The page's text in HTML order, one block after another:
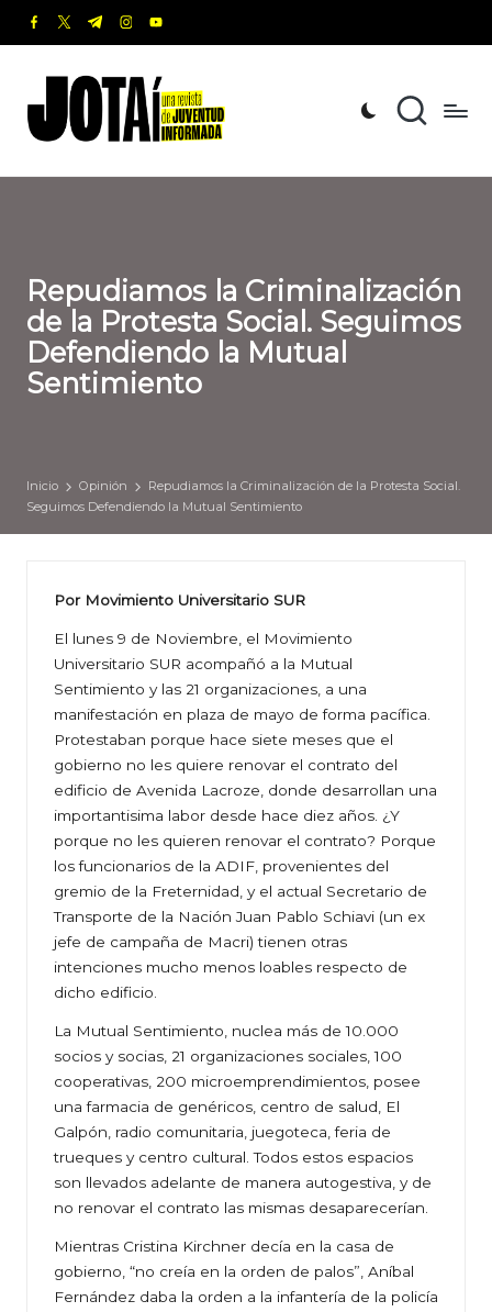
Saltar
contenido
facebook.com
twitter.com
t.me instagram.com
youtube.com
o
t
revista
de
Informada
Repudiamos la Criminalización
de la Protesta Social. Seguimos
Defendiendo la Mutual
Sentimiento
Inicio Opinión
Repudiamos la Criminalización de la Protesta Social.
Seguimos Defendiendo la Mutual Sentimiento
Por Movimiento Universitario SUR
El lunes 9 de Noviembre, el Movimiento
Universitario SUR acompañó a la Mutual
Sentimiento y las 21 organizaciones, a una
manifestación en plaza de mayo de forma pacífica.
Protestaban porque hace siete meses que el
gobierno no les quiere renovar el contrato del
edificio de Avenida Lacroze, donde desarrollan una
importantisima labor desde hace diez años. ¿Y
porque no les quieren renovar el contrato? Porque
los funcionarios de la ADIF, provenientes del
gremio de la Freternidad, y el actual Secretario de
Transporte de la Nación Juan Pablo Schiavi (un ex
jefe de campaña de Macri) tienen otras
intenciones mucho menos loables respecto de
dicho edificio.
La Mutual Sentimiento, nuclea más de 10.000
socios y socias, 21 organizaciones sociales, 100
cooperativas, 200 microemprendimientos, posee
una farmacia de genéricos, centro de salud, El
Galpón, radio comunitaria, juegoteca, feria de
trueques y centro cultural. Todos estos espacios
son llevados adelante de manera autogestiva, y de
no renovar el contrato las mismas desaparecerían.
Mientras Cristina Kirchner decía en la casa de
gobierno, “no creía en la orden de palos”, Aníbal
Fernández daba la orden a la infantería de la policía